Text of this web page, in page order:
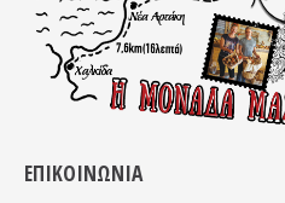
ΕΠΙΚΟΙΝΩΝΙΑ